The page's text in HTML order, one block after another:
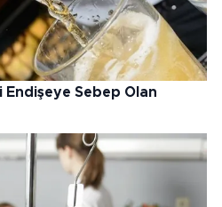
Endişeye Sebep Olan